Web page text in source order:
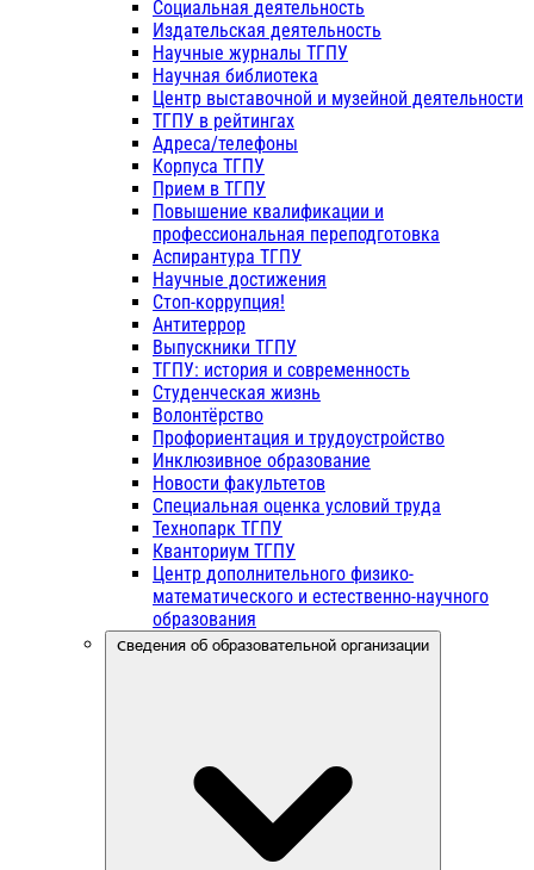
Социальная деятельность
Издательская деятельность
Научные журналы ТГПУ
Научная библиотека
Центр выставочной и музейной деятельности
ТГПУ в рейтингах
Адреса/телефоны
Корпуса ТГПУ
Прием в ТГПУ
Повышение квалификации и
профессиональная переподготовка
Аспирантура ТГПУ
Научные достижения
Стоп-коррупция!
Антитеррор
Выпускники ТГПУ
ТГПУ: история и современность
Студенческая жизнь
Волонтёрство
Профориентация и трудоустройство
Инклюзивное образование
Новости факультетов
Специальная оценка условий труда
Технопарк ТГПУ
Кванториум ТГПУ
Центр дополнительного физико-
математического и естественно-научного
образования
Сведения об образовательной организации